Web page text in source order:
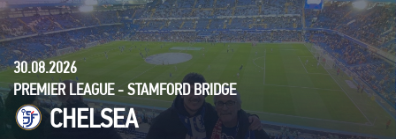
30.08.2026
PREMIER LEAGUE - STAMFORD BRIDGE
CHELSEA